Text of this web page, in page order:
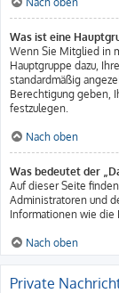
Was ist eine
Wenn Sie Mitglied in
Hauptgruppe dazu,
standardmäßig
Berechtigung geben,
festzulegen.
Nach oben
Was bedeutet der
Auf dieser Seite
Administratoren und
Informationen wie die
Nach oben
Private